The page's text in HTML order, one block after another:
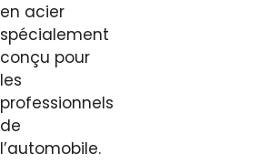
en acier
spécialement
conçu pour
les
professionnels
de
l’automobile.